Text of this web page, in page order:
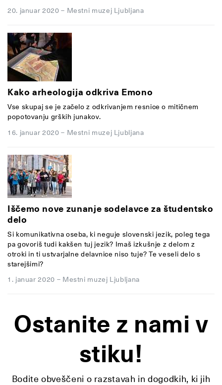
20. januar 2020 – Mestni muzej Ljubljana
Kako arheologija odkriva Emono
Vse skupaj se je začelo z odkrivanjem resnice o mitičnem
popotovanju grških junakov.
16. januar 2020 – Mestni muzej Ljubljana
Iščemo nove zunanje sodelavce za študentsko
delo
Si komunikativna oseba, ki neguje slovenski jezik, poleg tega
pa govoriš tudi kakšen tuj jezik? Imaš izkušnje z delom z
otroki in ti ustvarjalne delavnice niso tuje? Te veseli delo s
starejšimi?
1. januar 2020 – Mestni muzej Ljubljana
Ostanite z nami v
stiku!
Bodite obveščeni o razstavah in dogodkih, ki jih